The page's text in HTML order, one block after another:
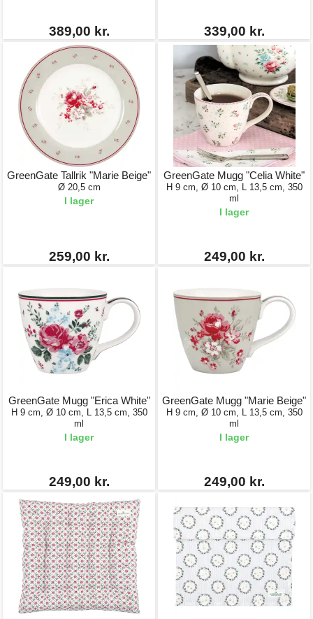
389,00 kr. 339,00 kr.
GreenGate Tallrik "Marie Beige"
Ø 20,5 cm
I lager
259,00 kr.
GreenGate Mugg "Celia White"
H 9 cm, Ø 10 cm, L 13,5 cm, 350
ml
I lager
249,00 kr.
GreenGate Mugg "Erica White"
H 9 cm, Ø 10 cm, L 13,5 cm, 350
ml
I lager
249,00 kr.
GreenGate Mugg "Marie Beige"
H 9 cm, Ø 10 cm, L 13,5 cm, 350
ml
I lager
249,00 kr.